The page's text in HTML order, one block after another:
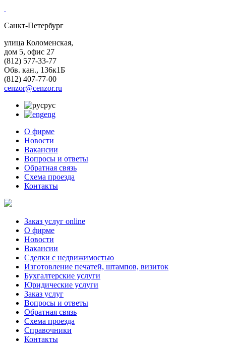
Санкт-Петербург
улица Коломенская,
дом 5, офис 27
(812) 577-33-77
Обв. кан., 136к1Б
(812) 407-77-00
cenzor@cenzor.ru
рус
eng
О фирме
Новости
Вакансии
Вопросы и ответы
Обратная связь
Схема проезда
Контакты
Заказ услуг online
О фирме
Новости
Вакансии
Сделки с недвижимостью
Изготовление печатей, штампов, визиток
Бухгалтерские услуги
Юридические услуги
Заказ услуг
Вопросы и ответы
Обратная связь
Схема проезда
Справочники
Контакты